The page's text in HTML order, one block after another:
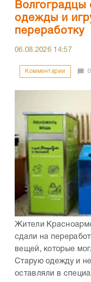
Волгоградцы
одежды и
переработку
06.08.2026 14:57
Комментарии 0
Жители
сдали на
вещей, которые
Старую одежду и
оставляли в